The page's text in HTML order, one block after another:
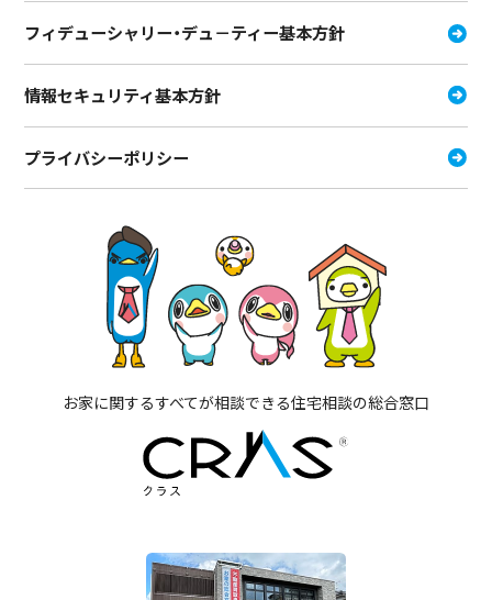
フィデューシャリー・デュ－ティー基本方針
情報セキュリティ基本方針
プライバシーポリシー
お家に関するすべてが相談できる住宅相談の総合窓口